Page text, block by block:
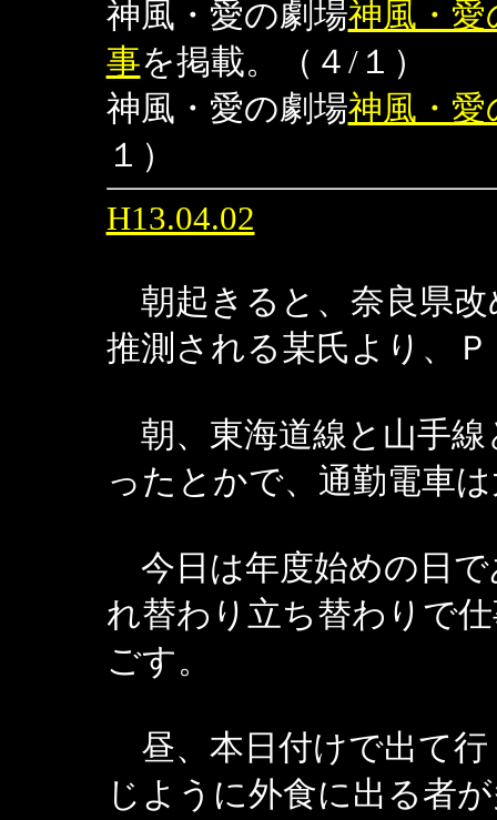
神風・愛の劇場神風・
事を掲載。（４/１）
神風・愛の劇場神風・愛
１）
H13.04.02
朝起きると、奈良県改
推測される某氏より、
朝、東海道線と山手線
ったとかで、通勤電車
今日は年度始めの日で
れ替わり立ち替わりで
ごす。
昼、本日付けで出て行
じように外食に出る者